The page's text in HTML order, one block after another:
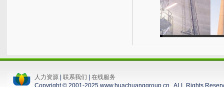
人力资源 联系我们
在线服务
Copyright © 2001-2025 www.huachuanggroup.cn , ALL Rights